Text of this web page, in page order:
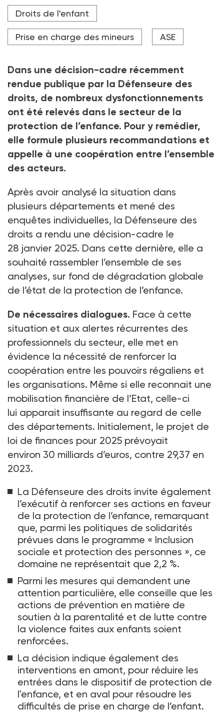
Crédit photo M-Production - stock.adobe.com
Droits de l'enfant
Prise en charge des mineurs ASE
Dans une décision-cadre récemment
rendue publique par la Défenseure des
droits, de nombreux dysfonctionnements
ont été relevés dans le secteur de la
protection de l’enfance. Pour y remédier,
elle formule plusieurs recommandations et
appelle à une coopération entre l’ensemble
des acteurs.
Après avoir analysé la situation dans
plusieurs départements et mené des
enquêtes individuelles, la Défenseure des
droits a rendu une décision-cadre le
28 janvier 2025. Dans cette dernière, elle a
souhaité rassembler l’ensemble de ses
analyses, sur fond de dégradation globale
de l’état de la protection de l’enfance.
De nécessaires dialogues. Face à cette
situation et aux alertes récurrentes des
professionnels du secteur, elle met en
évidence la nécessité de renforcer la
coopération entre les pouvoirs régaliens et
les organisations. Même si elle reconnait une
mobilisation financière de l’Etat, celle-ci
lui apparait insuffisante au regard de celle
des départements. Initialement, le projet de
loi de finances pour 2025 prévoyait
environ 30 milliards d’euros, contre 29,37 en
2023.
La Défenseure des droits invite également
l’exécutif à renforcer ses actions en faveur
de la protection de l’enfance, remarquant
que, parmi les politiques de solidarités
prévues dans le programme « Inclusion
sociale et protection des personnes », ce
domaine ne représentait que 2,2 %.
Parmi les mesures qui demandent une
attention particulière, elle conseille que les
actions de prévention en matière de
soutien à la parentalité et de lutte contre
la violence faites aux enfants soient
renforcées.
La décision indique également des
interventions en amont, pour réduire les
entrées dans le dispositif de protection de
l'enfance, et en aval pour résoudre les
difficultés de prise en charge de l’enfant.